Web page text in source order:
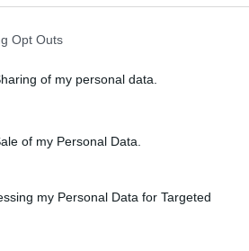
Opt Outs
of my personal data.
of my Personal Data.
my Personal Data for Targeted